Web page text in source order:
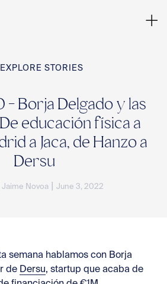
EXPLORE STORIES
- Borja Delgado y las
educación física a
a Jaca, de Hanzo a
Dersu
Jaime Novoa June 3, 2022
semana hablamos con Borja
de Dersu, startup que acaba de